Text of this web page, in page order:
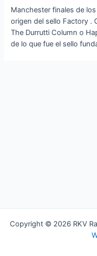
Manchester finales de
origen del sello Factory .
The Durrutti Column o
de lo que fue el sello
Copyright © 2026 RKV